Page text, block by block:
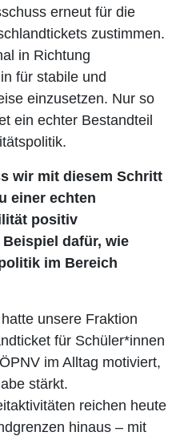
erneut für die
zustimmen.
in Richtung
für stabile und
einzusetzen. Nur so
ein echter Bestandteil
wir mit diesem Schritt
einer echten
positiv
dafür, wie
im Bereich
unsere Fraktion
für Schüler*innen
im Alltag motiviert,
stärkt.
reichen heute
hinaus – mit